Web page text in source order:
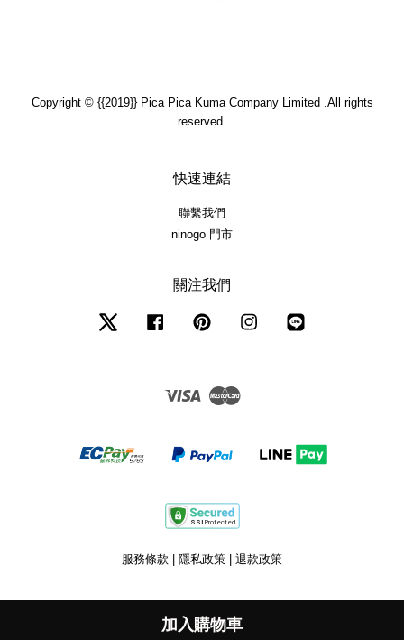
加入購物車
Copyright © {{2019}} Pica Pica Kuma Company Limited .All rights
reserved.
快速連結
聯繫我們
ninogo 門市
關注我們
Twitter Facebook Pinterest Instagram
Visa Master
服務條款 隱私政策 退款政策